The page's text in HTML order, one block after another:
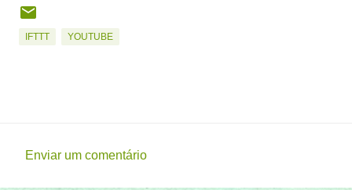
IFTTT YOUTUBE
Enviar um comentário